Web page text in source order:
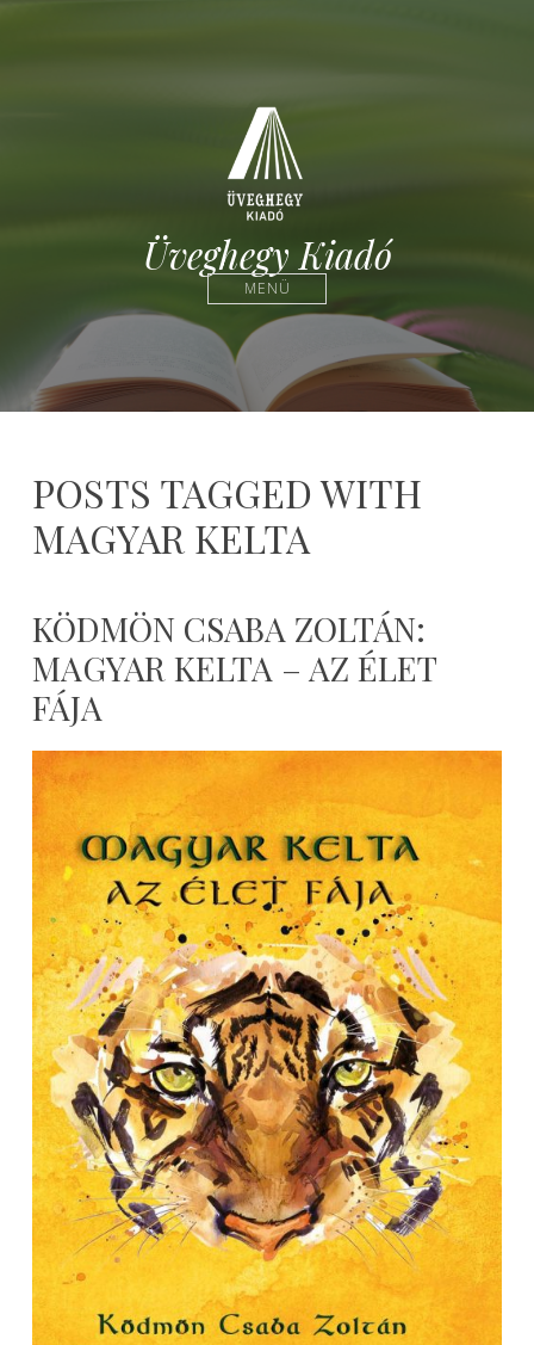
Üveghegy Kiadó
MENÜ
POSTS TAGGED WITH
MAGYAR KELTA
KÖDMÖN CSABA ZOLTÁN:
MAGYAR KELTA – AZ ÉLET
FÁJA